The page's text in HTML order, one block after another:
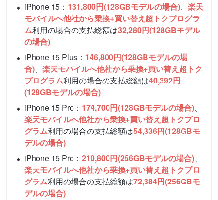
iPhone 15： 131,800円(128GBモデルの場合)、 楽天
モバイルへ他社から乗換+買い替え超トクプログラ
ム利用の場合の支払総額は32,280円(128GBモデル
の場合)
iPhone 15 Plus： 146,800円(128GBモデルの場
合)、 楽天モバイルへ他社から乗換+買い替え超トク
プログラム利用の場合の支払総額は40,392円
(128GBモデルの場合)
iPhone 15 Pro： 174,700円(128GBモデルの場合)、
楽天モバイルへ他社から乗換+買い替え超トクプロ
グラム利用の場合の支払総額は54,336円(128GBモ
デルの場合)
iPhone 15 Pro： 210,800円(256GBモデルの場合)、
楽天モバイルへ他社から乗換+買い替え超トクプロ
グラム利用の場合の支払総額は72,384円(256GBモ
デルの場合)